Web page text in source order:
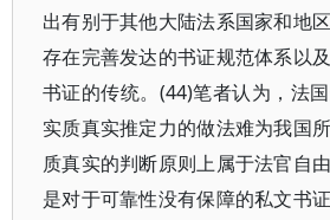
出有别于其他大陆法系国家和地
存在完善发达的书证规范体系以
书证的传统。(44)笔者认为，法
实质真实推定力的做法难为我国
质真实的判断原则上属于法官自
是对于可靠性没有保障的私文书